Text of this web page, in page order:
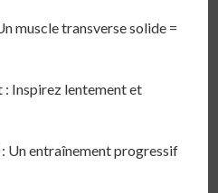
muscle transverse solide =
Inspirez lentement et
Un entraînement progressif